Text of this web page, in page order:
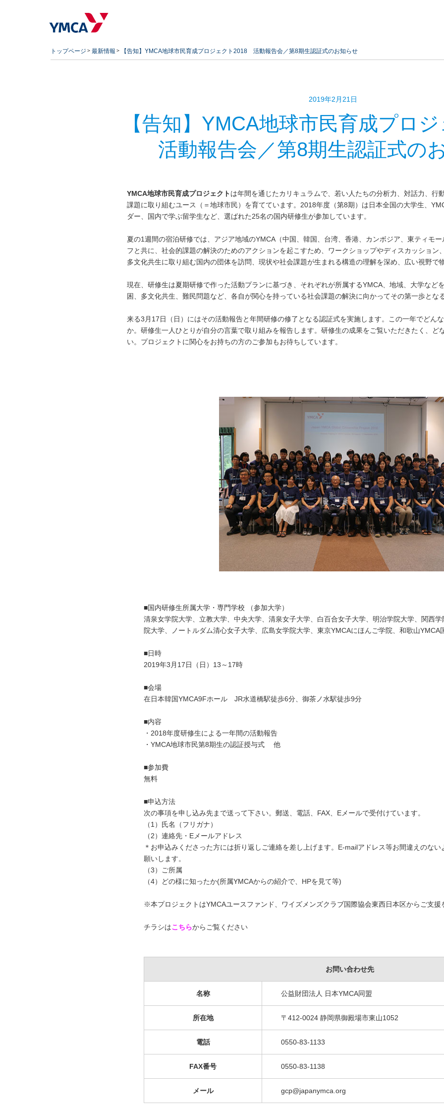
トップページ 最新情報 【告知】YMCA地球市民育成プロジェクト2018 活動報告会／第8期生認証式のお知らせ
2019年2月21日
【告知】YMCA地球市民育成プロ
活動報告会／第8期生認証式の
YMCA地球市民育成プロジェクトは年間を通じたカリキュラムで、若い人たちの分析力、対話力、行
課題に取り組むユース（＝地球市民）を育てています。2018年度（第8期）は日本全国の大学生、
ダー、国内で学ぶ留学生など、選ばれた25名の国内研修生が参加しています。
夏の1週間の宿泊研修では、アジア地域のYMCA（中国、韓国、台湾、香港、カンボジア、東ティモ
フと共に、社会的課題の解決のためのアクションを起こすため、ワークショップやディスカッション
多文化共生に取り組む国内の団体を訪問、現状や社会課題が生まれる構造の理解を深め、広い視野で
現在、研修生は夏期研修で作った活動プランに基づき、それぞれが所属するYMCA、地域、大学など
困、多文化共生、難民問題など、各自が関心を持っている社会課題の解決に向かってその第一歩とな
来る3月17日（日）にはその活動報告と年間研修の修了となる認証式を実施します。この一年でどん
か。研修生一人ひとりが自分の言葉で取り組みを報告します。研修生の成果をご覧いただきたく、ど
い。プロジェクトに関心をお持ちの方のご参加もお待ちしています。
■国内研修生所属大学・専門学校 （参加大学）
清泉女学院大学、立教大学、中央大学、清泉女子大学、白百合女子大学、明治学院大学、関西
院大学、ノートルダム清心女子大学、広島女学院大学、東京YMCAにほんご学院、和歌山YMCA
■日時
2019年3月17日（日）13～17時
■会場
在日本韓国YMCA9Fホール JR水道橋駅徒歩6分、御茶ノ水駅徒歩9分
■内容
・2018年度研修生による一年間の活動報告
・YMCA地球市民第8期生の認証授与式 他
■参加費
無料
■申込方法
次の事項を申し込み先まで送って下さい。郵送、電話、FAX、Eメールで受付けています。
（1）氏名（フリガナ）
（2）連絡先・Eメールアドレス
＊お申込みくださった方には折り返しご連絡を差し上げます。E-mailアドレス等お間違えのな
願いします。
（3）ご所属
（4）どの様に知ったか(所属YMCAからの紹介で、HPを見て等)
※本プロジェクトはYMCAユースファンド、ワイズメンズクラブ国際協会東西日本区からご支援
チラシはこちらからご覧ください
お問い合わせ先
名称 公益財団法人 日本YMCA同盟
所在地 〒412-0024 静岡県御殿場市東山1052
電話 0550-83-1133
FAX番号 0550-83-1138
メール gcp@japanymca.org